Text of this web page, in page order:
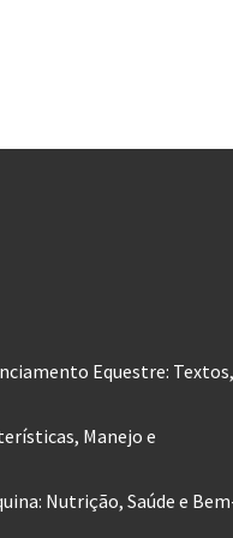
Equestre: Textos,
Manejo e
Nutrição, Saúde e